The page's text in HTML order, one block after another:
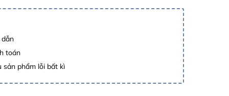
toán
phẩm lỗi bất kì